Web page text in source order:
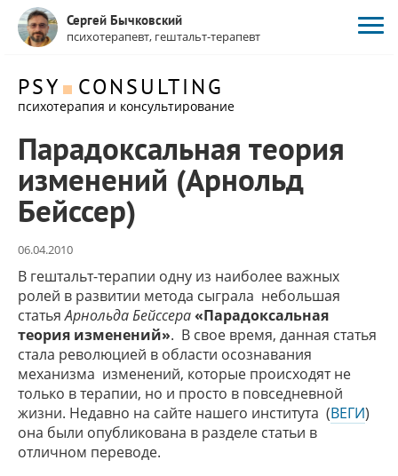
PSY CONSULTING
психотерапия и консультирование
Сергей Бычковский
психотерапевт, гештальт-терапевт
Парадоксальная теория
изменений (Арнольд
Бейссер)
06.04.2010
В гештальт-терапии одну из наиболее важных
ролей в развитии метода сыграла небольшая
статьяАрнольда Бейссера«Парадоксальная
теория изменений». В свое время, данная статья
стала революцией в области осознавания
механизма изменений, которые происходят не
только в терапии, но и просто в повседневной
жизни. Недавно на сайте нашего института (ВЕГИ)
она были опубликована в разделе статьи в
отличном переводе.